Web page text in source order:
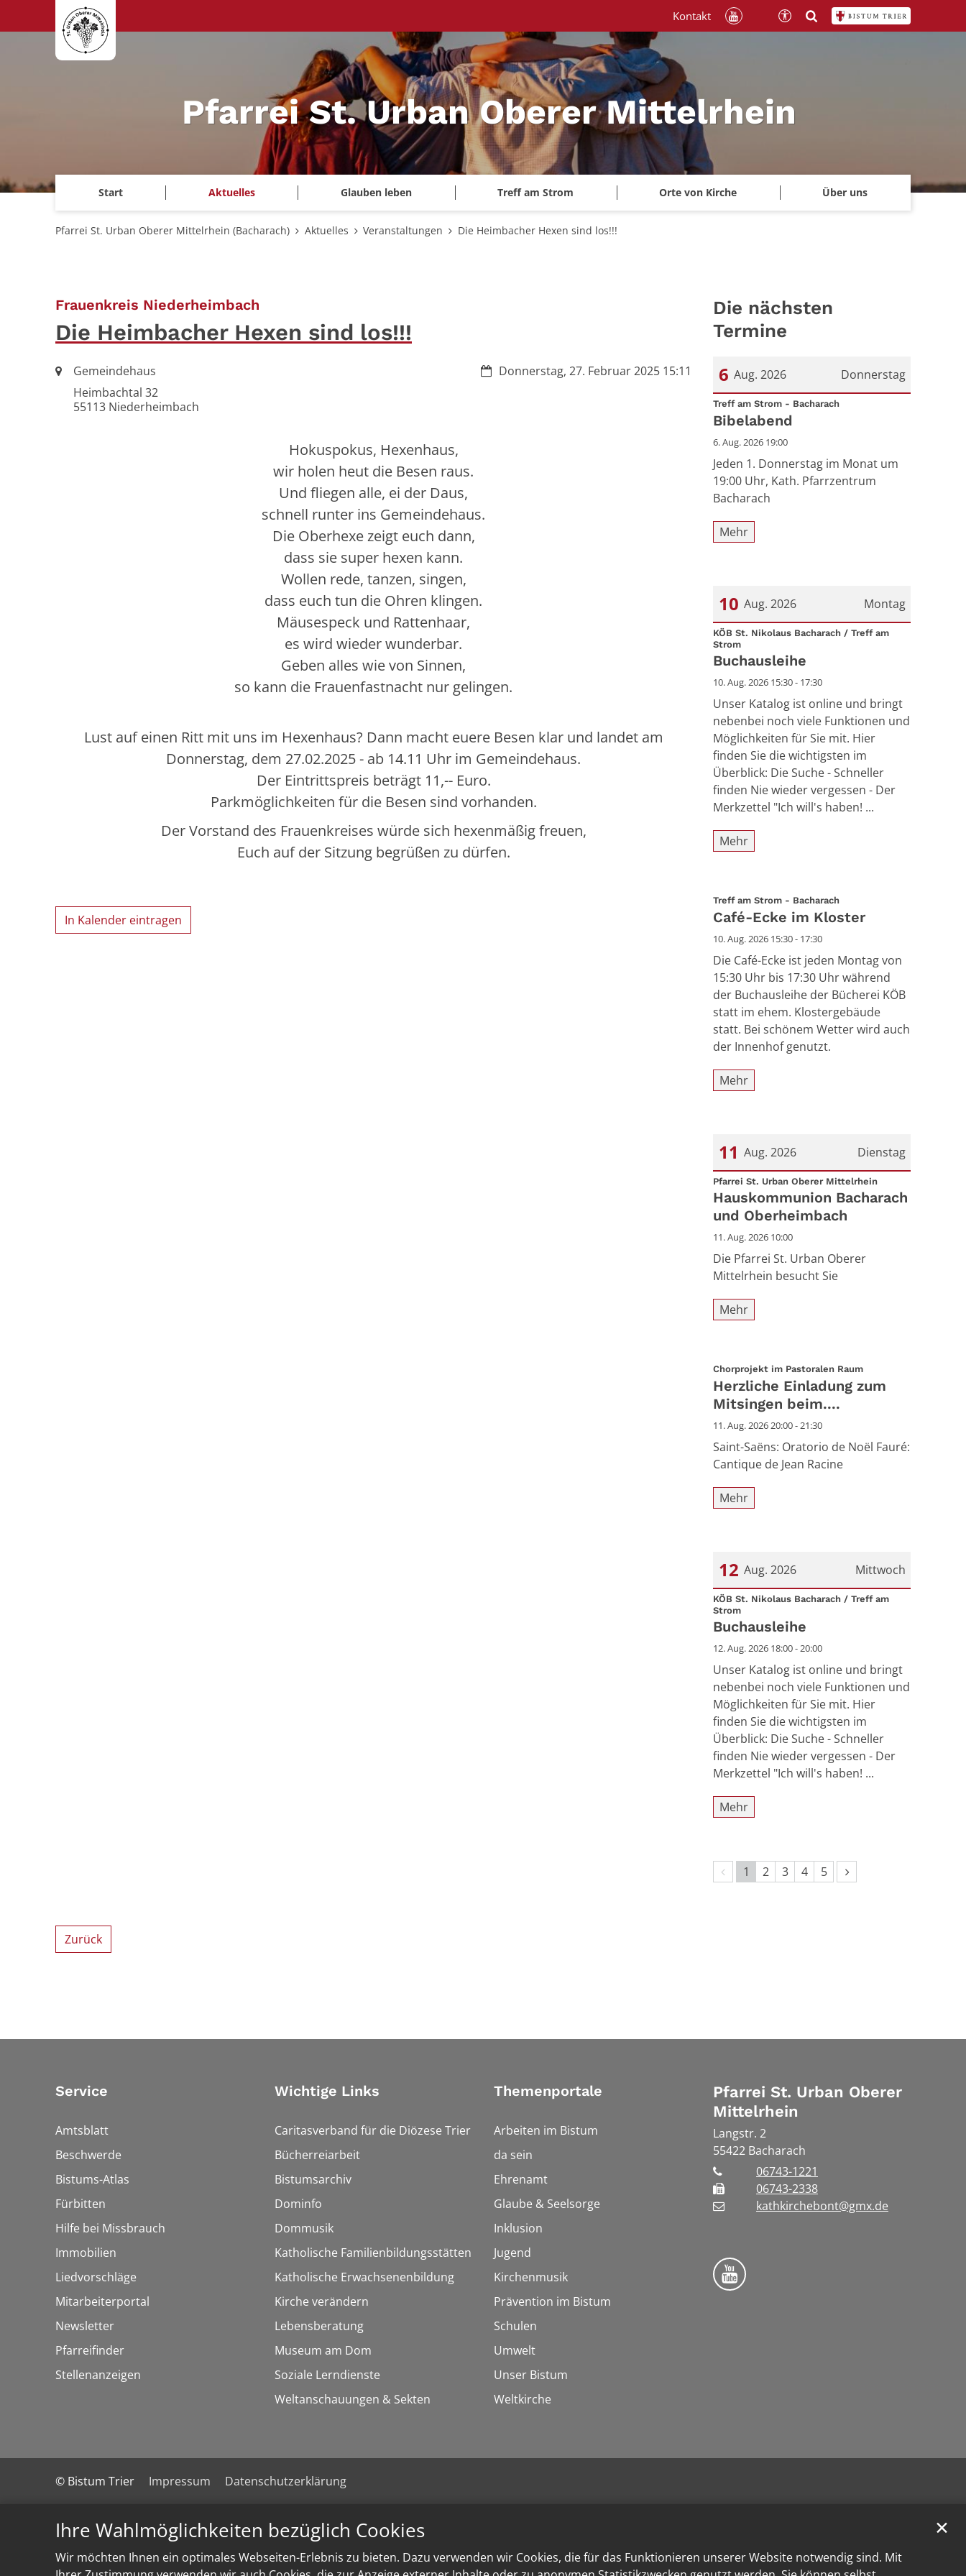
Ihre Wahlmöglichkeiten bezüglich Cookies
Wir möchten Ihnen ein optimales Webseiten-Erlebnis zu bieten. Dazu verwenden wir Cookies, die für das Funktionieren unserer Website notwendig sind. Mit
✕
Zum Inhalt springen
Pfarrei St. Urban Oberer Mittelrhein
Start Aktuelles Glauben leben Treff am Strom Orte von Kirche Über uns
Kontakt
Pfarrei St. Urban Oberer Mittelrhein (Bacharach) Aktuelles Veranstaltungen Die Heimbacher Hexen sind los!!!
Frauenkreis Niederheimbach
Die Heimbacher Hexen sind los!!!
Datum:Donnerstag, 27. Februar 2025 15:11
Ort:Gemeindehaus
Heimbachtal 32
55113 Niederheimbach
Hokuspokus, Hexenhaus,
wir holen heut die Besen raus.
Und fliegen alle, ei der Daus,
schnell runter ins Gemeindehaus.
Die Oberhexe zeigt euch dann,
dass sie super hexen kann.
Wollen rede, tanzen, singen,
dass euch tun die Ohren klingen.
Mäusespeck und Rattenhaar,
es wird wieder wunderbar.
Geben alles wie von Sinnen,
so kann die Frauenfastnacht nur gelingen.
Lust auf einen Ritt mit uns im Hexenhaus? Dann macht euere Besen klar und landet am
Donnerstag, dem 27.02.2025 - ab 14.11 Uhr im Gemeindehaus.
Der Eintrittspreis beträgt 11,-- Euro.
Parkmöglichkeiten für die Besen sind vorhanden.
Der Vorstand des Frauenkreises würde sich hexenmäßig freuen,
Euch auf der Sitzung begrüßen zu dürfen.
In Kalender eintragen
Die nächsten
Termine
Donnerstag
6 Aug. 2026
Datum: 6. August 2026
Treff am Strom - Bacharach:
Bibelabend
6. Aug. 2026 19:00
Jeden 1. Donnerstag im Monat um
19:00 Uhr, Kath. Pfarrzentrum
Bacharach
Mehr
Montag
10 Aug. 2026
Datum: 10. August 2026
KÖB St. Nikolaus Bacharach / Treff am
Strom:
Buchausleihe
10. Aug. 2026 15:30 - 17:30
Unser Katalog ist online und bringt
nebenbei noch viele Funktionen und
Möglichkeiten für Sie mit. Hier
finden Sie die wichtigsten im
Überblick: Die Suche - Schneller
finden Nie wieder vergessen - Der
Merkzettel "Ich will's haben! ...
Mehr
Treff am Strom - Bacharach:
Café-Ecke im Kloster
10. Aug. 2026 15:30 - 17:30
Die Café-Ecke ist jeden Montag von
15:30 Uhr bis 17:30 Uhr während
der Buchausleihe der Bücherei KÖB
statt im ehem. Klostergebäude
statt. Bei schönem Wetter wird auch
der Innenhof genutzt.
Mehr
Dienstag
11 Aug. 2026
Datum: 11. August 2026
Pfarrei St. Urban Oberer Mittelrhein:
Hauskommunion Bacharach
und Oberheimbach
11. Aug. 2026 10:00
Die Pfarrei St. Urban Oberer
Mittelrhein besucht Sie
Mehr
Chorprojekt im Pastoralen Raum:
Herzliche Einladung zum
Mitsingen beim....
11. Aug. 2026 20:00 - 21:30
Saint-Saëns: Oratorio de Noël Fauré:
Cantique de Jean Racine
Mehr
Mittwoch
12 Aug. 2026
Datum: 12. August 2026
KÖB St. Nikolaus Bacharach / Treff am
Strom:
Buchausleihe
12. Aug. 2026 18:00 - 20:00
Unser Katalog ist online und bringt
nebenbei noch viele Funktionen und
Möglichkeiten für Sie mit. Hier
finden Sie die wichtigsten im
Überblick: Die Suche - Schneller
finden Nie wieder vergessen - Der
Merkzettel "Ich will's haben! ...
Mehr
Vorherige Seite
1 2 3 4 5 Nächste Seite
Zurück
Service
Amtsblatt
Beschwerde
Bistums-Atlas
Fürbitten
Hilfe bei Missbrauch
Immobilien
Liedvorschläge
Mitarbeiterportal
Newsletter
Pfarreifinder
Stellenanzeigen
Wichtige Links
Caritasverband für die Diözese Trier
Bücherreiarbeit
Bistumsarchiv
Dominfo
Dommusik
Katholische Familienbildungsstätten
Katholische Erwachsenenbildung
Kirche verändern
Lebensberatung
Museum am Dom
Soziale Lerndienste
Weltanschauungen & Sekten
Themenportale
Arbeiten im Bistum
da sein
Ehrenamt
Glaube & Seelsorge
Inklusion
Jugend
Kirchenmusik
Prävention im Bistum
Schulen
Umwelt
Unser Bistum
Weltkirche
Pfarrei St. Urban Oberer
Mittelrhein
Langstr. 2
55422 Bacharach
06743-1221
06743-2338
kathkirchebont@gmx.de
Folge uns auf YouTube
© Bistum Trier Impressum Datenschutzerklärung